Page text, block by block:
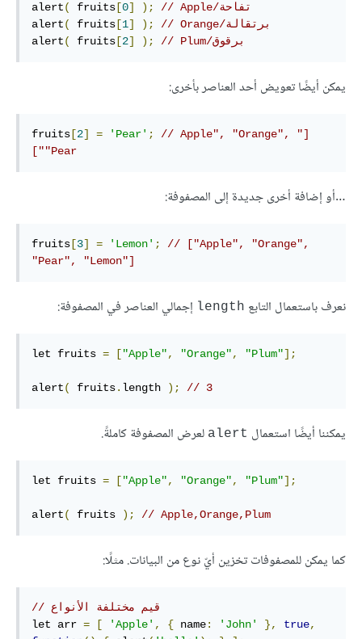
alert( fruits [0] );
// Apple/تفاحة
alert( fruits [1] );
// Orange/برتقالة
alert( fruits [2] ); // Plum/برقوق
يمكن أيضًا تعويض أحد العناصر بأخرى:
fruits [2] = 'Pear' ;
// ‫ ["Apple", "Orange",
"Pear"]
…أو إضافة أخرى جديدة إلى المصفوفة:
fruits [3] = 'Lemon' ;
// ["Apple", "Orange",
"Pear", "Lemon"]
نعرف باستعمال التابع length إجمالي العناصر في المصفوفة:
let fruits = ["Apple", "Orange", "Plum"];
alert( fruits. length ); // 3
يمكننا أيضًا استعمال alert لعرض المصفوفة كاملةً.
let fruits = ["Apple", "Orange", "Plum"];
alert( fruits ); // Apple,Orange,Plum
كما يمكن للمصفوفات تخزين أيّ نوع من البيانات. مثلًا:
// قيم مختلفة الأنواع
let arr = [ 'Apple' , { name: 'John' }, true,